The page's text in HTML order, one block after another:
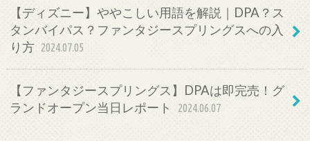
【ディズニー】ややこしい用語を解説｜DPA？ス
タンバイパス？ファンタジースプリングスへの入
り方 2024.07.05
【ファンタジースプリングス】DPAは即完売！グ
ランドオープン当日レポート
2024.06.07